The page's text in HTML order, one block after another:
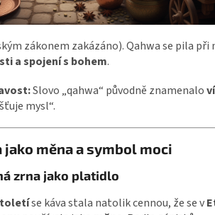
zákonem zakázáno). Qahwa se pila
a spojení s bohem.
Slovo „qahwa“ původně znamenalo
mysl“.
jako měna a symbol moci
zrna jako platidlo
se káva stala natolik cennou, že se v